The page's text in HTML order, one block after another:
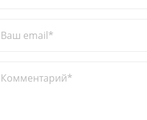
Ваш email*
Комментарий*